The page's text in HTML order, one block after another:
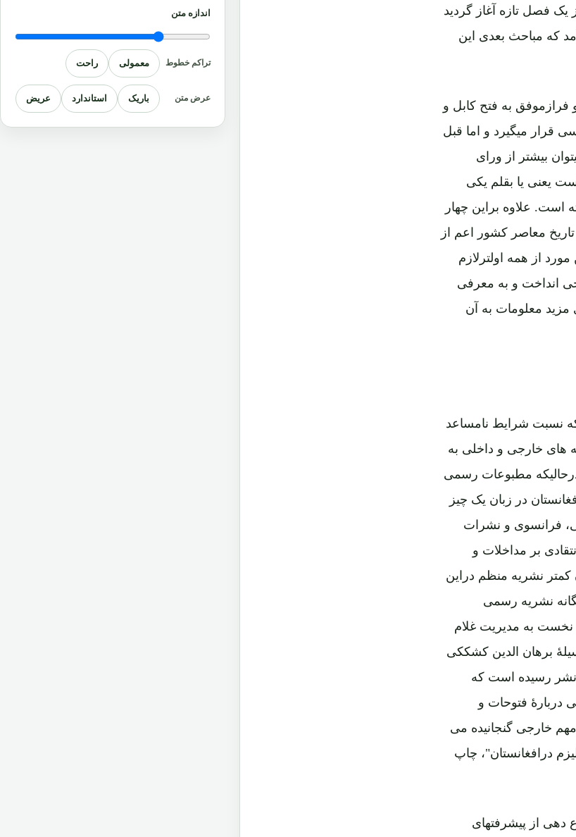
یک فصل تازه آغاز گردید
خانواده درآمد که مباحث بعدی این
به فتح کابل و
میگیرد و اما قبل
بیشتر از ورای
یعنی یا بقلم یکی
است. علاوه براین چهار
معاصر کشور اعم از
از همه اولترلازم
انداخت و به معرفی
مزید معلومات به آن
نسبت شرایط نامساعد
های خارجی و داخلی به
درحالیکه مطبوعات رسمی
در زبان یک چیز
فرانسوی و نشرات
بر مداخلات و
کمتر نشریه منظم دراین
نشریه رسمی
حکومت سقوی هفته نامه بنام "حبیب الاسلام" بود که در9 حوت1307 نخست به مدیریت غلام
برهان الدین کشککی
رسیده است که
دربارۀ فتوحات و
خارجی گنجانیده می
درافغانستان"، چاپ
دهی از پیشرفتهای
اندازه متن
تراکم خطوط معمولی راحت
عرض متن باریک استاندارد عریض